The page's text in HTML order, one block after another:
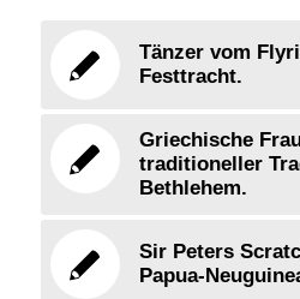
Tänzer vom
Festtracht.
Griechische
traditioneller
Bethlehem.
Sir Peters
Papua-